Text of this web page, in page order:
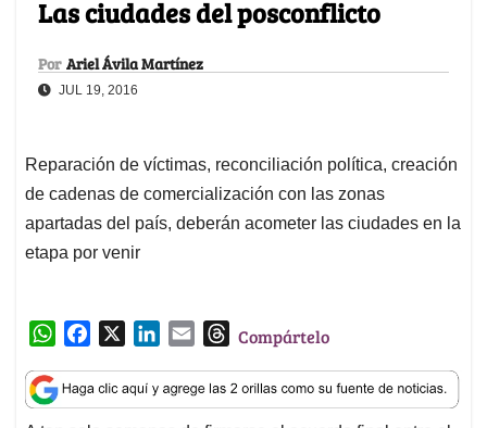
Las ciudades del posconflicto
Por Ariel Ávila Martínez
JUL 19, 2016
Reparación de víctimas, reconciliación política, creación
de cadenas de comercialización con las zonas
apartadas del país, deberán acometer las ciudades en la
etapa por venir
W
a
t
c
e
n
k
a
i
T
r
e
Compártelo